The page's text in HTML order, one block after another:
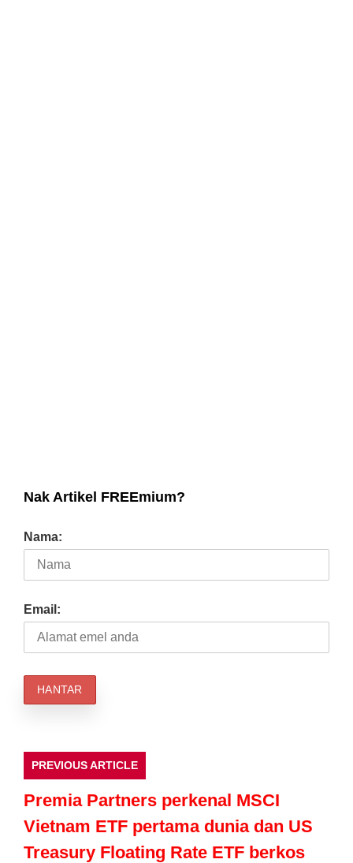
Nak Artikel FREEmium?
Nama:
Email:
PREVIOUS ARTICLE
Premia Partners perkenal MSCI
Vietnam ETF pertama dunia dan US
Treasury Floating Rate ETF berkos